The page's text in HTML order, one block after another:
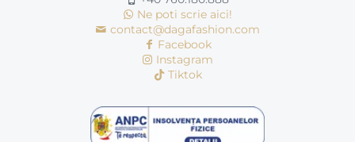
Ne poti scrie aici!
contact@dagafashion.com
Facebook
Instagram
Tiktok